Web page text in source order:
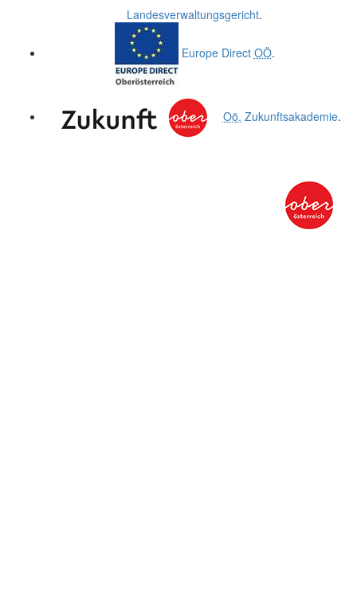
Landesverwaltungsgericht.
Europe Direct OÖ.
Oö. Zukunftsakademie.